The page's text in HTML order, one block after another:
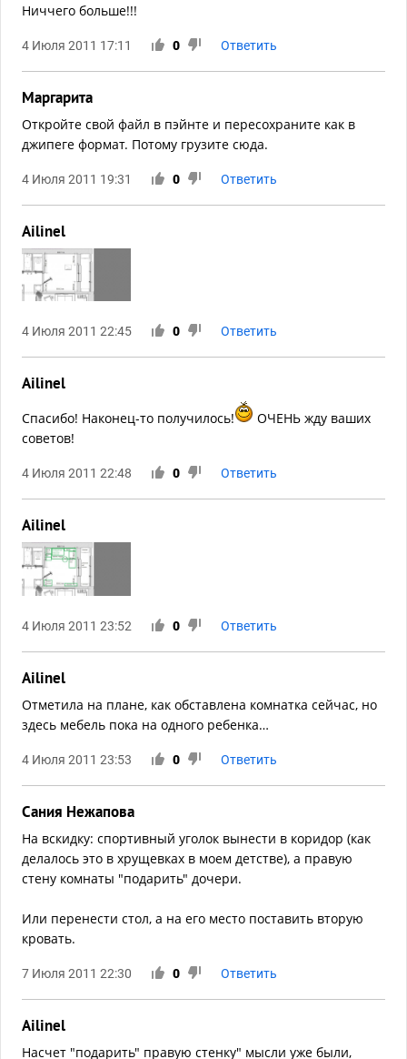
Ниччего больше!!!
4 Июля 2011 17:11 0 Ответить
Маргарита
Откройте свой файл в пэйнте и пересохраните как в
джипеге формат. Потому грузите сюда.
4 Июля 2011 19:31 0 Ответить
Ailinel
4 Июля 2011 22:45 0 Ответить
Ailinel
Спасибо! Наконец-то получилось!
ОЧЕНЬ жду ваших
советов!
4 Июля 2011 22:48 0 Ответить
Ailinel
4 Июля 2011 23:52 0 Ответить
Ailinel
Отметила на плане, как обставлена комнатка сейчас, но
здесь мебель пока на одного ребенка…
4 Июля 2011 23:53 0 Ответить
Сания Нежапова
На вскидку: спортивный уголок вынести в коридор (как
делалось это в хрущевках в моем детстве), а правую
стену комнаты "подарить" дочери.
Или перенести стол, а на его место поставить вторую
кровать.
7 Июля 2011 22:30 0 Ответить
Ailinel
Насчет "подарить" правую стенку" мысли уже были,